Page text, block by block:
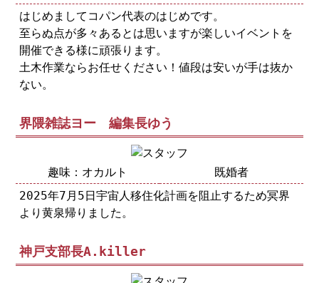
はじめましてコパン代表のはじめです。
至らぬ点が多々あるとは思いますが楽しいイベントを
開催できる様に頑張ります。
土木作業ならお任せください！値段は安いが手は抜か
ない。
界隈雑誌ヨー 編集長ゆう
趣味：オカルト
既婚者
2025年7月5日宇宙人移住化計画を阻止するため冥界
より黄泉帰りました。
神戸支部長A.killer